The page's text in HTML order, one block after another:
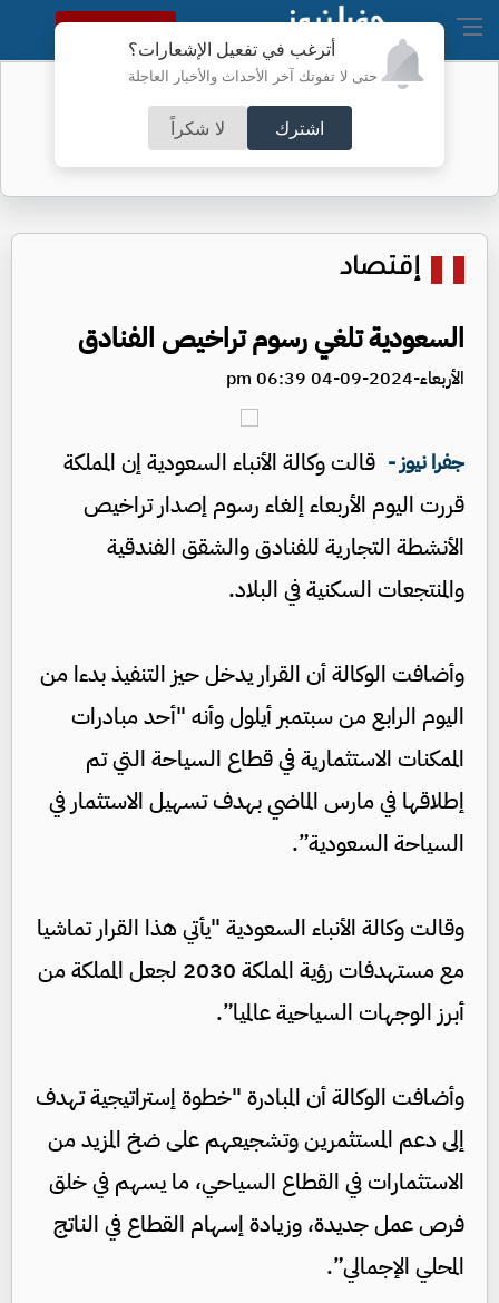
أترغب في تفعيل الإشعارات؟
حتى لا تفوتك آخر الأحداث والأخبار العاجلة
اشترك لا شكراً
النسخة الكاملة
إقتصاد
السعودية تلغي رسوم تراخيص الفنادق
الأربعاء-2024-09-04 06:39 pm
جفرا نيوز - قالت وكالة الأنباء السعودية إن المملكة
قررت اليوم الأربعاء إلغاء رسوم إصدار تراخيص
الأنشطة التجارية للفنادق والشقق الفندقية
والمنتجعات السكنية في البلاد.
وأضافت الوكالة أن القرار يدخل حيز التنفيذ بدءا من
اليوم الرابع من سبتمبر أيلول وأنه "أحد مبادرات
الممكنات الاستثمارية في قطاع السياحة التي تم
إطلاقها في مارس الماضي بهدف تسهيل الاستثمار في
السياحة السعودية”.
وقالت وكالة الأنباء السعودية "يأتي هذا القرار تماشيا
مع مستهدفات رؤية المملكة 2030 لجعل المملكة من
أبرز الوجهات السياحية عالميا”.
وأضافت الوكالة أن المبادرة "خطوة إستراتيجية تهدف
إلى دعم المستثمرين وتشجيعهم على ضخ المزيد من
الاستثمارات في القطاع السياحي، ما يسهم في خلق
فرص عمل جديدة، وزيادة إسهام القطاع في الناتج
المحلي الإجمالي”.